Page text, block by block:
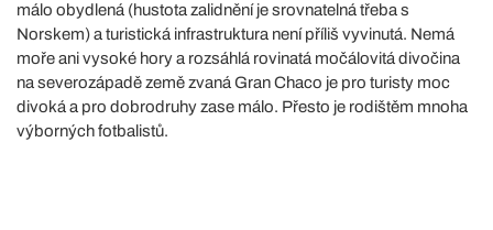
málo obydlená (hustota zalidnění je srovnatelná třeba s
Norskem) a turistická infrastruktura není příliš vyvinutá. Nemá
moře ani vysoké hory a rozsáhlá rovinatá močálovitá divočina
na severozápadě země zvaná Gran Chaco je pro turisty moc
divoká a pro dobrodruhy zase málo. Přesto je rodištěm mnoha
výborných fotbalistů.